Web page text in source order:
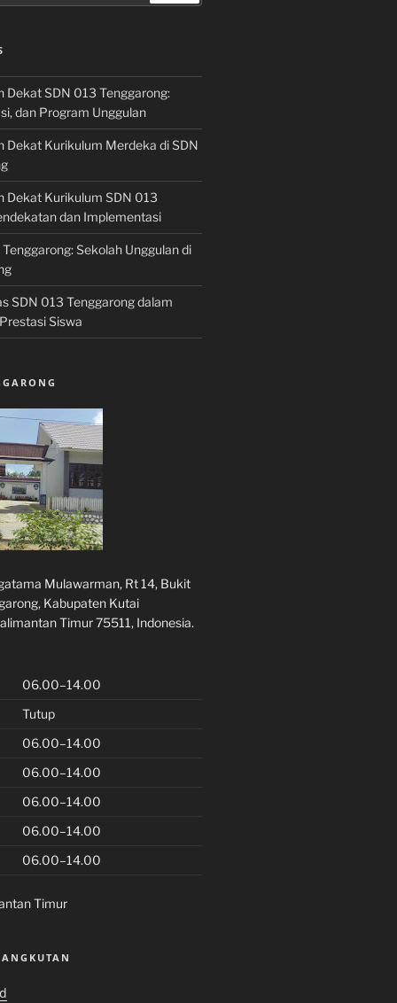
Dekat SDN 013 Tenggarong:
dan Program Unggulan
Dekat Kurikulum Merdeka di SDN
Dekat Kurikulum SDN 013
dan Implementasi
Sekolah Unggulan di
SDN 013 Tenggarong dalam
Siswa
Mulawarman, Rt 14, Bukit
Kabupaten Kutai
Timur 75511, Indonesia.
06.00–14.00
Tutup
06.00–14.00
06.00–14.00
06.00–14.00
06.00–14.00
06.00–14.00
Timur